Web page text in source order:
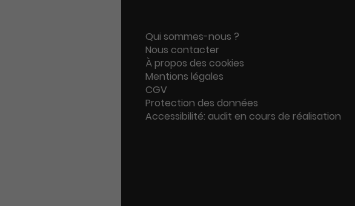
Qui sommes-nous ?
Nous contacter
À propos des cookies
Mentions légales
CGV
Protection des données
Accessibilité: audit en cours de réalisation